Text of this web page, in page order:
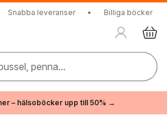
Snabba leveranser • Billiga böcker
penna...
– hälsoböcker upp till 50% →